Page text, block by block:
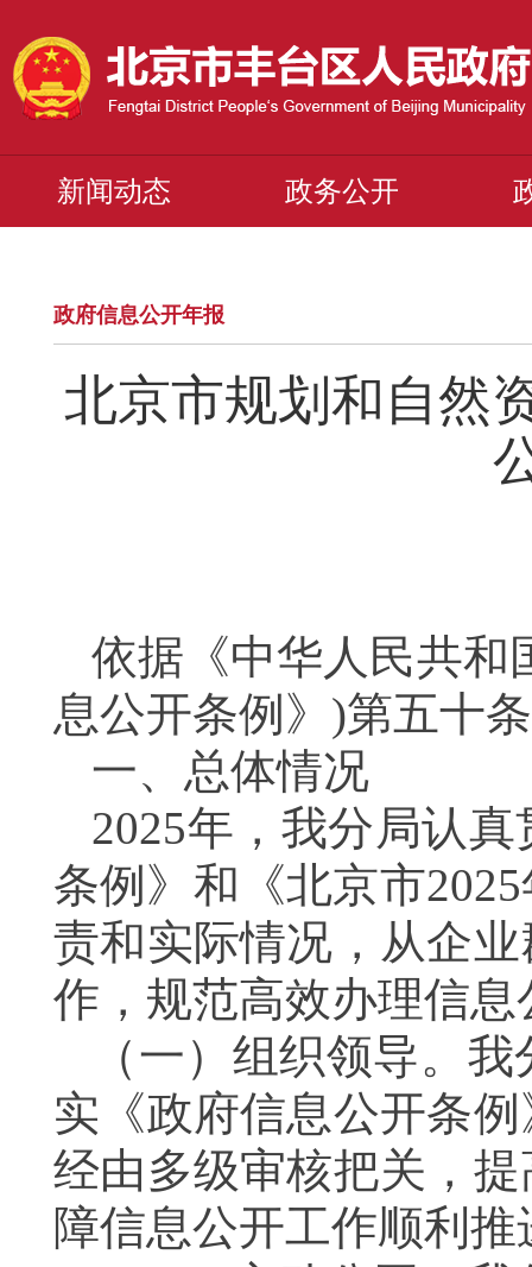
新闻动态 政务公开
政府信息公开年报
北京市规划和自然
依据《中华人民共和
息公开条例》)第五十
一、总体情况
2025年，我分局认
条例》和《北京市
责和实际情况，从企
作，规范高效办理信
（一）组织领导。
实《政府信息公开条
经由多级审核把关，
障信息公开工作顺利推